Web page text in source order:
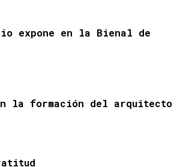
expone en la Bienal de
la formación del arquitecto